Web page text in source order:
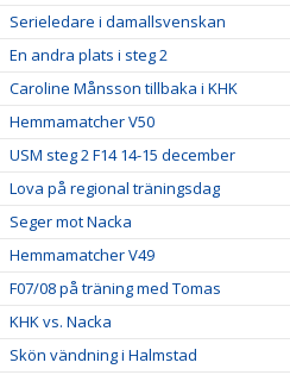
Serieledare i damallsvenskan
En andra plats i steg 2
Caroline Månsson tillbaka i KHK
Hemmamatcher V50
USM steg 2 F14 14-15 december
Lova på regional träningsdag
Seger mot Nacka
Hemmamatcher V49
F07/08 på träning med Tomas
KHK vs. Nacka
Skön vändning i Halmstad